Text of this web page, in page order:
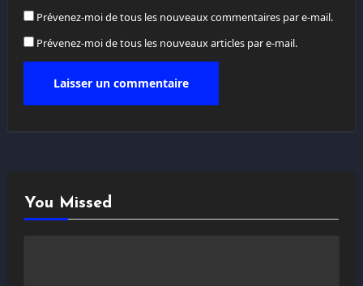
Prévenez-moi de tous les nouveaux commentaires par e-mail.
Prévenez-moi de tous les nouveaux articles par e-mail.
You Missed